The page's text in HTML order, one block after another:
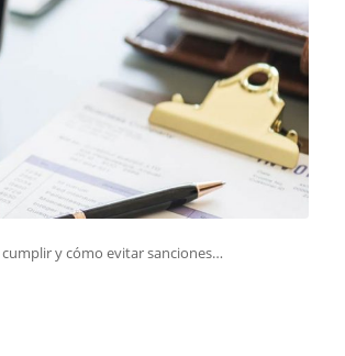
y cómo evitar sanciones…